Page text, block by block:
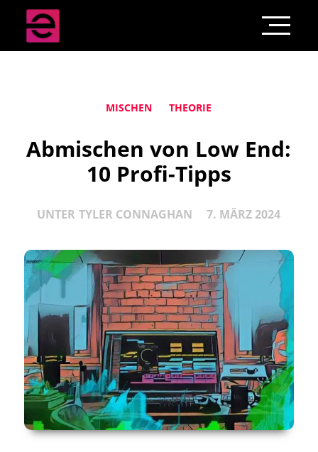
MISCHEN THEORIE
Abmischen von Low End:
10 Profi-Tipps
UNTER TYLER CONNAGHAN 7. MÄRZ 2024